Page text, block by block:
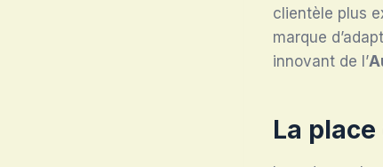
clientèle plus
marque
innovant de l’
La